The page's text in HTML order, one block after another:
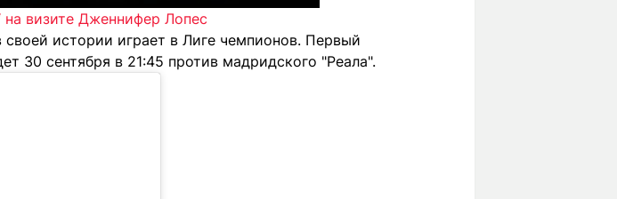
на визите Дженнифер Лопес
истории играет в Лиге чемпионов. Первый
30 сентября в 21:45 против мадридского "Реала".